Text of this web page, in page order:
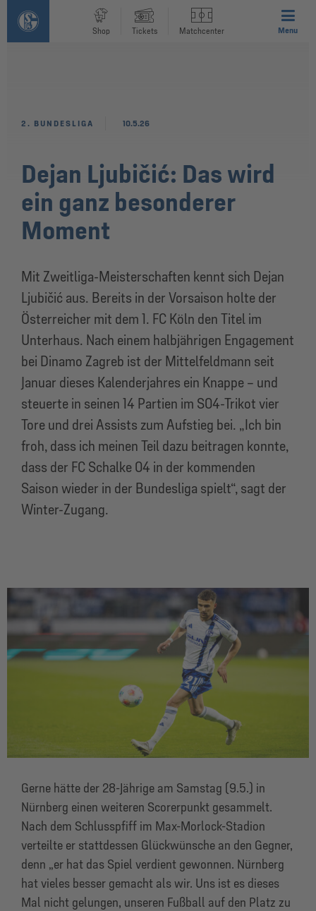
Shop Tickets Matchcenter Menu
Dejan Ljubičić: Das wird
ein ganz besonderer
Moment
Mit Zweitliga-Meisterschaften kennt sich Dejan
Ljubičić aus. Bereits in der Vorsaison holte der
Österreicher mit dem 1. FC Köln den Titel im
Unterhaus. Nach einem halbjährigen Engagement
bei Dinamo Zagreb ist der Mittelfeldmann seit
Januar dieses Kalenderjahres ein Knappe – und
steuerte in seinen 14 Partien im S04-Trikot vier
Tore und drei Assists zum Aufstieg bei. „Ich bin
froh, dass ich meinen Teil dazu beitragen konnte,
dass der FC Schalke 04 in der kommenden
Saison wieder in der Bundesliga spielt“, sagt der
Winter-Zugang.
2. BUNDESLIGA 10.5.26
Gerne hätte der 28-Jährige am Samstag (9.5.) in
Nürnberg einen weiteren Scorerpunkt gesammelt.
Nach dem Schlusspfiff im Max-Morlock-Stadion
verteilte er stattdessen Glückwünsche an den Gegner,
denn „er hat das Spiel verdient gewonnen. Nürnberg
hat vieles besser gemacht als wir. Uns ist es dieses
Mal nicht gelungen, unseren Fußball auf den Platz zu